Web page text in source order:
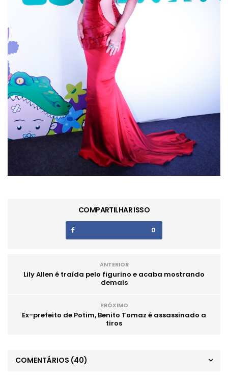
COMPARTILHAR ISSO
0
ANTERIOR
Lily Allen é traída pelo figurino e acaba mostrando
demais
PRÓXIMO
Ex-prefeito de Potim, Benito Tomaz é assassinado a
tiros
COMENTÁRIOS (40)